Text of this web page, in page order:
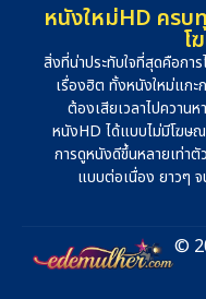
หนังใหม่HD ครบ
โ
สิ่งที่น่าประทับใจที่สุดคือกา
เรื่องฮิต ทั้งหนังใหม่แกะ
ต้องเสียเวลาไปควาน
หนังHD ได้แบบไม่มีโฆษ
การดูหนังดีขึ้นหลายเท่า
แบบต่อเนื่อง ยาวๆ
©